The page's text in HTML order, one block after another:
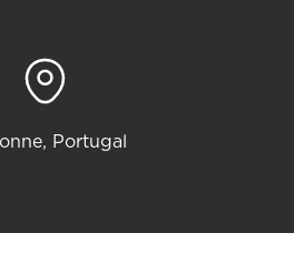
Portugal